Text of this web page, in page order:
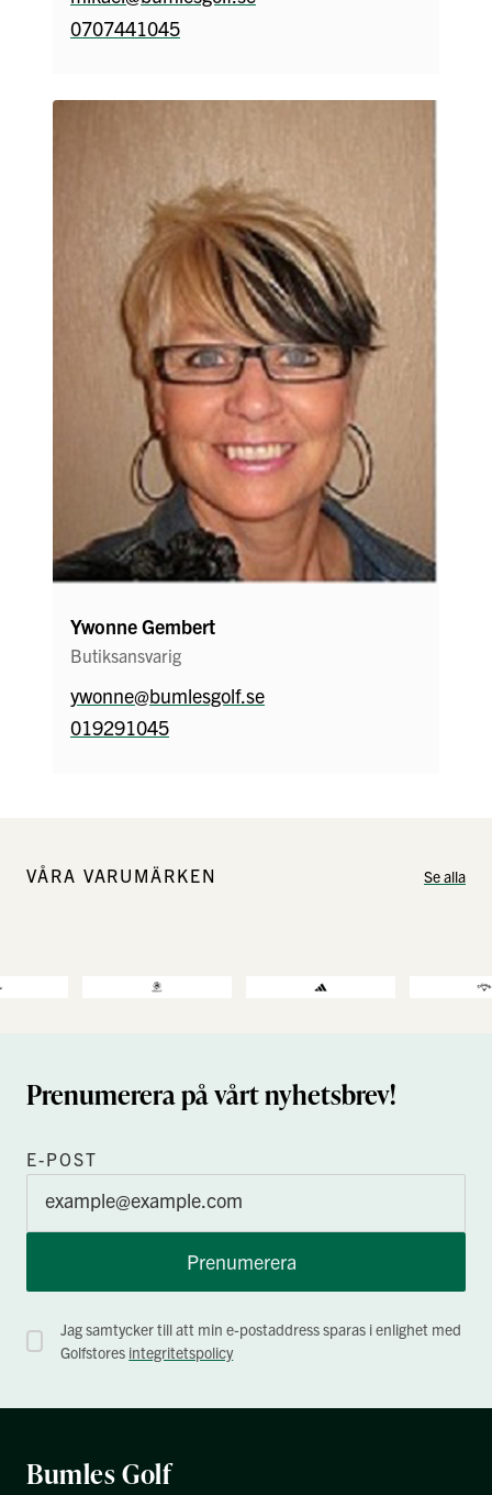
0707441045
Ywonne Gembert
Butiksansvarig
ywonne@bumlesgolf.se
019291045
VÅRA VARUMÄRKEN Se alla
Prenumerera på vårt nyhetsbrev!
E-POST
Prenumerera
Jag samtycker till att min e-postaddress sparas i enlighet med
Golfstores integritetspolicy
Bumles Golf